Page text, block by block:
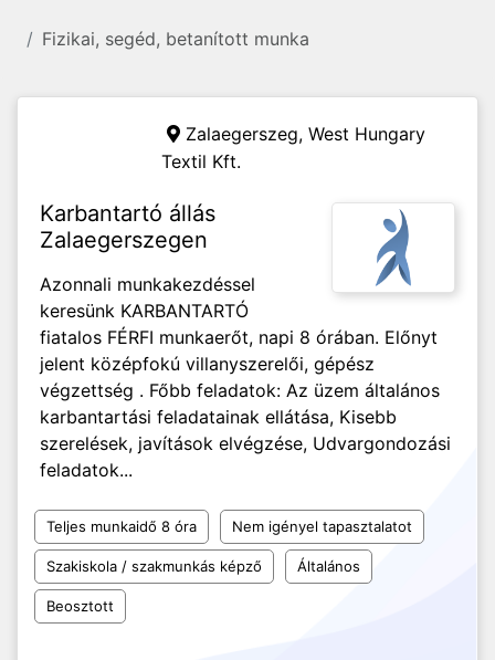
Fizikai, segéd, betanított munka
Zalaegerszeg, West Hungary
Textil Kft.
Karbantartó állás
Zalaegerszegen
Azonnali munkakezdéssel
keresünk KARBANTARTÓ
fiatalos FÉRFI munkaerőt, napi 8 órában. Előnyt
jelent középfokú villanyszerelői, gépész
végzettség . Főbb feladatok: Az üzem általános
karbantartási feladatainak ellátása, Kisebb
szerelések, javítások elvégzése, Udvargondozási
feladatok...
Teljes munkaidő 8 óra Nem igényel tapasztalatot
Szakiskola / szakmunkás képző Általános
Beosztott